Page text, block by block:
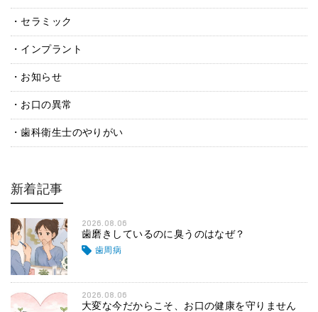
セラミック
インプラント
お知らせ
お口の異常
歯科衛生士のやりがい
新着記事
2026.08.06
歯磨きしているのに臭うのはなぜ？
歯周病
2026.08.06
大変な今だからこそ、お口の健康を守りません